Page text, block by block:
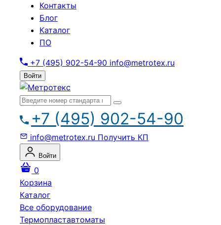
Контакты
Блог
Каталог
ПО
+7 (495) 902-54-90 info@metrotex.ru
Войти
+7 (495) 902-54-90
info@metrotex.ru Получить КП
Войти
0
Корзина
Каталог
Все оборудование
Термопластавтоматы